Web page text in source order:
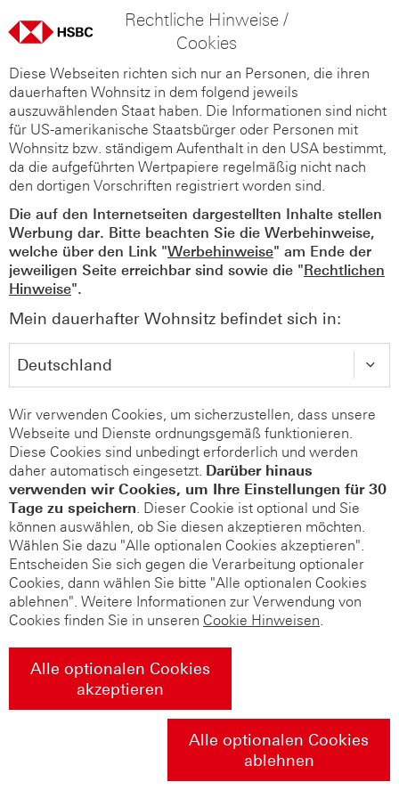
Rechtliche Hinweise /
Cookies
Diese Webseiten richten sich nur an Personen, die ihren
dauerhaften Wohnsitz in dem folgend jeweils
auszuwählenden Staat haben. Die Informationen sind nicht
für US-amerikanische Staatsbürger oder Personen mit
Wohnsitz bzw. ständigem Aufenthalt in den USA bestimmt,
da die aufgeführten Wertpapiere regelmäßig nicht nach
den dortigen Vorschriften registriert worden sind.
Die auf den Internetseiten dargestellten Inhalte stellen
Werbung dar. Bitte beachten Sie die Werbehinweise,
welche über den Link "Werbehinweise" am Ende der
jeweiligen Seite erreichbar sind sowie die "Rechtlichen
Hinweise".
Mein dauerhafter Wohnsitz befindet sich in:
Wir verwenden Cookies, um sicherzustellen, dass unsere
Webseite und Dienste ordnungsgemäß funktionieren.
Diese Cookies sind unbedingt erforderlich und werden
daher automatisch eingesetzt. Darüber hinaus
verwenden wir Cookies, um Ihre Einstellungen für 30
Tage zu speichern. Dieser Cookie ist optional und Sie
können auswählen, ob Sie diesen akzeptieren möchten.
Wählen Sie dazu "Alle optionalen Cookies akzeptieren".
Entscheiden Sie sich gegen die Verarbeitung optionaler
Cookies, dann wählen Sie bitte "Alle optionalen Cookies
ablehnen". Weitere Informationen zur Verwendung von
Cookies finden Sie in unseren Cookie Hinweisen.
Alle optionalen Cookies
akzeptieren
Alle optionalen Cookies
ablehnen